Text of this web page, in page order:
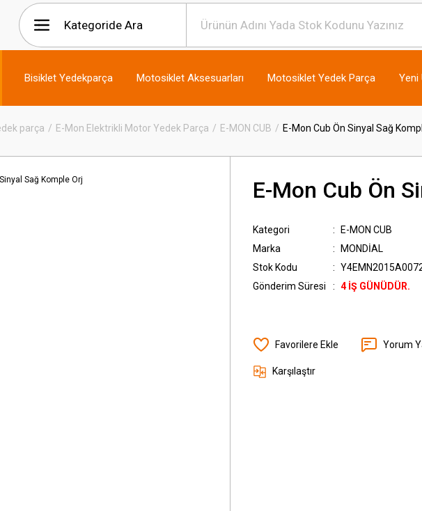
Bisiklet Yedekparça Motosiklet Aksesuarları Motosiklet Yedek Parça Yeni
parça E-Mon Elektrikli Motor Yedek Parça E-MON CUB E-Mon Cub Ön Sinyal Sağ
E-Mon Cub Ön
Kategori
E-MON CUB
Marka
MONDİAL
Stok Kodu
Gönderim Süresi
4 İŞ GÜNÜDÜR.
Yorum
Karşılaştır